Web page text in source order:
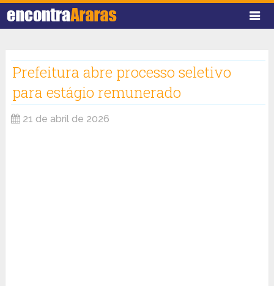
Prefeitura abre processo seletivo
para estágio remunerado
21 de abril de 2026